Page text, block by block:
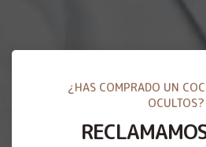
¿HAS COMPRADO UN
OCULTOS?